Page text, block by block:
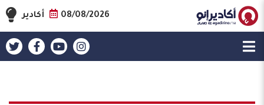
08/08/2026 أكادير